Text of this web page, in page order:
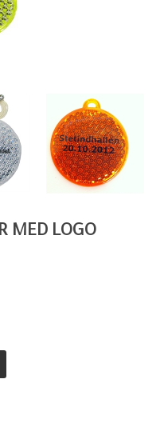
MED LOGO